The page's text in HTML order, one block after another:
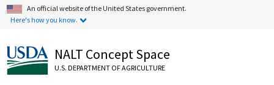
An official website of the United States government.
Here's how you know.
NALT Concept Space
U.S. DEPARTMENT OF AGRICULTURE